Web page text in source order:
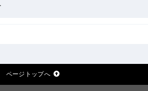
ページトップへ